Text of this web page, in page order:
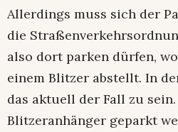
Allerdings muss sich der
die
also dort parken dürfen,
einem Blitzer abstellt. In
das aktuell der Fall zu
Blitzeranhänger geparkt